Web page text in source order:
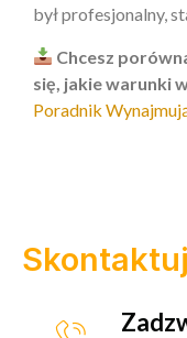
był profesjonalny,
Chcesz
się, jakie warunki
Poradnik